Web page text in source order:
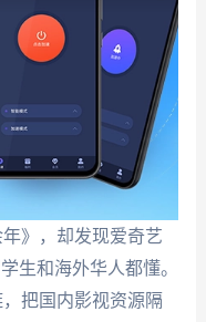
》，却发现爱奇艺
生和海外华人都懂。
把国内影视资源隔